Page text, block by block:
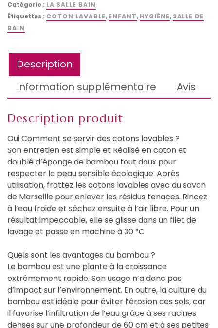
de
Catégorie : LA SALLE BAIN
Étiquettes : COTON LAVABLE, ENFANT, HYGIÈNE, SALLE DE
BAIN
Description
Information supplémentaire
Avis
Description produit
Oui Comment se servir des cotons lavables ?
Son entretien est simple et Réalisé en coton et
doublé d’éponge de bambou tout doux pour
respecter la peau sensible écologique. Après
utilisation, frottez les cotons lavables avec du savon
de Marseille pour enlever les résidus tenaces. Rincez
à l’eau froide et séchez ensuite à l’air libre. Pour un
résultat impeccable, elle se glisse dans un filet de
lavage et passe en machine à 30 °C
Quels sont les avantages du bambou ?
Le bambou est une plante à la croissance
extrêmement rapide. Son usage n’a donc pas
d’impact sur l’environnement. En outre, la culture du
bambou est idéale pour éviter l’érosion des sols, car
il favorise l’infiltration de l’eau grâce à ses racines
denses sur une profondeur de 60 cm et à ses petites